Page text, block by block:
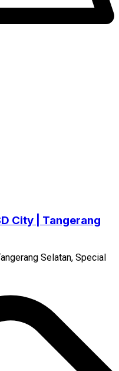
City | Tangerang
Selatan, Special